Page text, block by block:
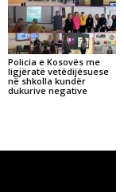
Policia e Kosovës me
ligjëratë vetëdijësuese
në shkolla kundër
dukurive negative